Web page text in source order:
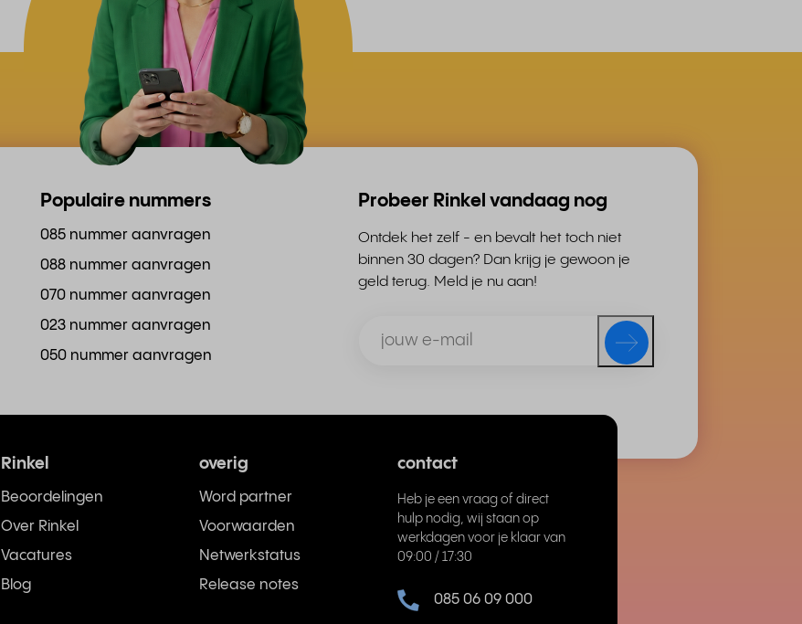
Populaire nummers
085 nummer aanvragen
088 nummer aanvragen
070 nummer aanvragen
023 nummer aanvragen
050 nummer aanvragen
Probeer Rinkel vandaag nog
Ontdek het zelf - en bevalt het toch niet
binnen 30 dagen? Dan krijg je gewoon je
geld terug. Meld je nu aan!
Rinkel
Beoordelingen
Over Rinkel
Vacatures
Blog
overig
Word partner
Voorwaarden
Netwerkstatus
Release notes
contact
Heb je een vraag of direct
hulp nodig, wij staan op
werkdagen voor je klaar van
09:00 / 17:30
085 06 09 000